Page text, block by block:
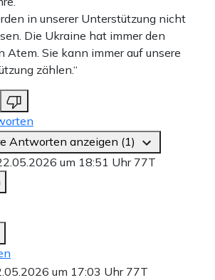
in unserer Unterstützung nicht
Die Ukraine hat immer den
Atem. Sie kann immer auf unsere
zählen.“
Antworten anzeigen (1)
um 18:51 Uhr 77T
um 17:03 Uhr 77T